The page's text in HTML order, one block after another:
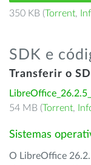
350 KB (Torrent,
SDK e
Transferir o
54 MB (Torrent,
Sistemas
O LibreOffice